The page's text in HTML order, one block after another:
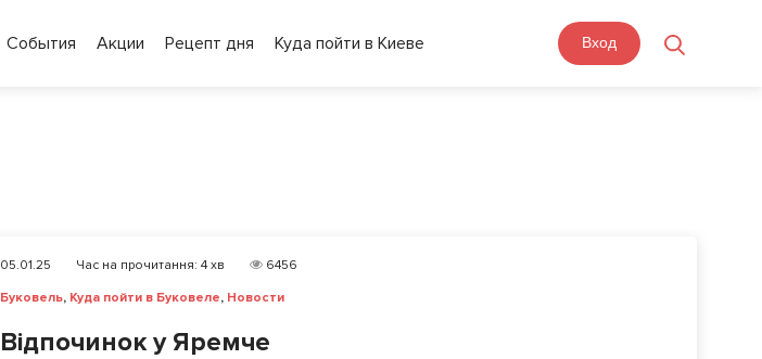
События Акции Рецепт дня Куда пойти в Киеве Вход
05.01.25 Час на прочитання: 4 хв
6456
Буковель, Куда пойти в Буковеле, Новости
Відпочинок у Яремче